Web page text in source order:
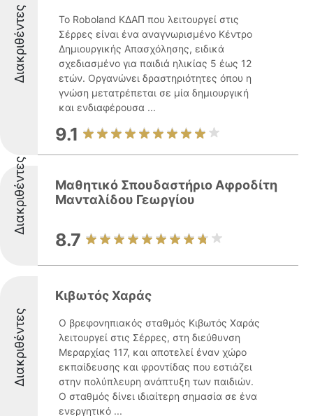
Διακριθέντες
Το Roboland ΚΔΑΠ που λειτουργεί στις
Σέρρες είναι ένα αναγνωρισμένο Κέντρο
Δημιουργικής Απασχόλησης, ειδικά
σχεδιασμένο για παιδιά ηλικίας 5 έως 12
ετών. Οργανώνει δραστηριότητες όπου η
γνώση μετατρέπεται σε μία δημιουργική
και ενδιαφέρουσα ...
9.1
Διακριθέντες
Μαθητικό Σπουδαστήριο Αφροδίτη
Μανταλίδου Γεωργίου
8.7
Διακριθέντες
Κιβωτός Χαράς
Ο βρεφονηπιακός σταθμός Κιβωτός Χαράς
λειτουργεί στις Σέρρες, στη διεύθυνση
Μεραρχίας 117, και αποτελεί έναν χώρο
εκπαίδευσης και φροντίδας που εστιάζει
στην πολύπλευρη ανάπτυξη των παιδιών.
Ο σταθμός δίνει ιδιαίτερη σημασία σε ένα
ενεργητικό ...